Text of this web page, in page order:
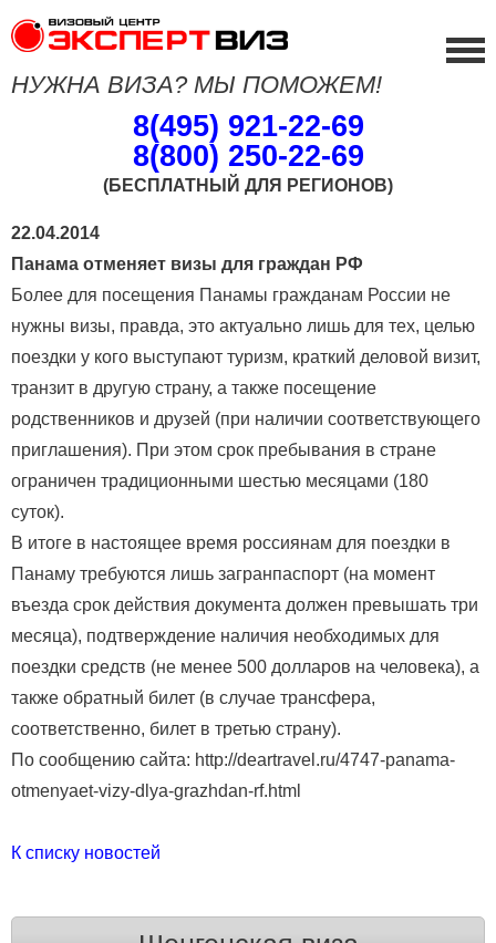
НУЖНА ВИЗА? МЫ ПОМОЖЕМ!
8(495) 921-22-69
8(800) 250-22-69
(БЕСПЛАТНЫЙ ДЛЯ РЕГИОНОВ)
22.04.2014
Панама отменяет визы для граждан РФ
Более для посещения Панамы гражданам России не
нужны визы, правда, это актуально лишь для тех, целью
поездки у кого выступают туризм, краткий деловой визит,
транзит в другую страну, а также посещение
родственников и друзей (при наличии соответствующего
приглашения). При этом срок пребывания в стране
ограничен традиционными шестью месяцами (180
суток).
В итоге в настоящее время россиянам для поездки в
Панаму требуются лишь загранпаспорт (на момент
въезда срок действия документа должен превышать три
месяца), подтверждение наличия необходимых для
поездки средств (не менее 500 долларов на человека), а
также обратный билет (в случае трансфера,
соответственно, билет в третью страну).
По сообщению сайта: http://deartravel.ru/4747-panama-
otmenyaet-vizy-dlya-grazhdan-rf.html
К списку новостей